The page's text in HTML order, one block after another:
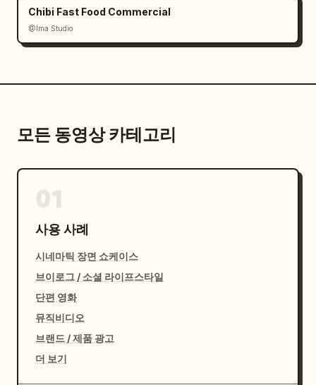
Chibi Fast Food Commercial
@Ima Studio
모든 동영상 카테고리
사용 사례
시네마틱 장면 쇼케이스
브이로그 / 소셜 라이프스타일
단편 영화
뮤직비디오
브랜드 / 제품 광고
더 보기